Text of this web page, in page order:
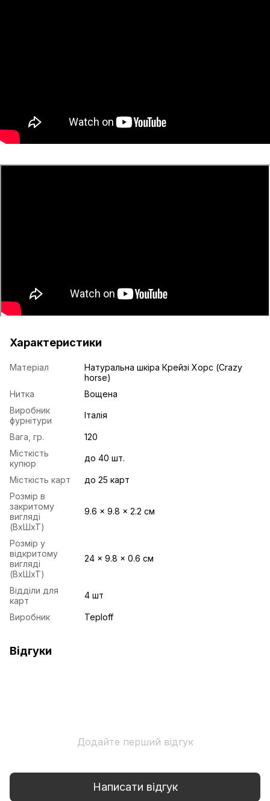
Характеристики
Матеріал
Натуральна шкіра Крейзі Хорс (Crazy
horse)
Нитка
Вощена
Виробник
фурнітури
Італія
Вага, гр.
120
Місткість
купюр
до 40 шт.
Місткість карт
до 25 карт
Розмір в
закритому
вигляді
(ВхШхТ)
9.6 x 9.8 x 2.2 см
Розмір у
відкритому
вигляді
(ВхШхТ)
24 x 9.8 x 0.6 см
Відділи для
карт
4 шт
Виробник Teploff
Відгуки
Додайте перший відгук
Написати відгук